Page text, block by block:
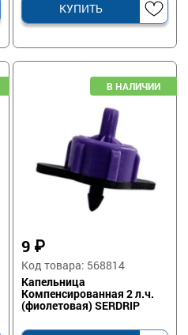
КУПИТЬ
9 ₽
Код товара: 568814
Капельница
Компенсированная 2 л.ч.
(фиолетовая) SERDRIP